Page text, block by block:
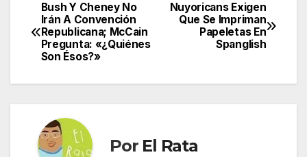
Navegación
de
Nuyoricans Exigen
Que Se Impriman
Papeletas En
Spanglish
Bush Y Cheney No
Irán A Convención
Republicana; McCain
Pregunta: «¿Quiénes
Son Ésos?»
Por El Rata